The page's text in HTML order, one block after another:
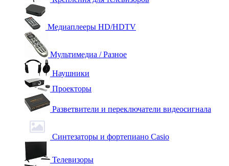
Медиаплееры HD/HDTV
Мультимедиа / Разное
Наушники
Проекторы
Разветвители и переключатели видеосигнала
Синтезаторы и фортепиано Casio
Телевизоры